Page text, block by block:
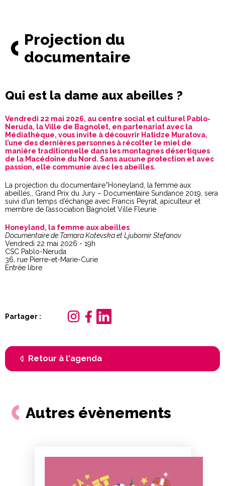
Projection du
documentaire
Qui est la dame aux abeilles ?
Vendredi 22 mai 2026, au centre social et culturel Pablo-
Neruda, la Ville de Bagnolet, en partenariat avec la
Médiathèque, vous invite à découvrir Hatidze Muratova,
l’une des dernières personnes à récolter le miel de
manière traditionnelle dans les montagnes désertiques
de la Macédoine du Nord. Sans aucune protection et avec
passion, elle communie avec les abeilles.
La projection du documentaire”Honeyland, la femme aux
abeilles,, Grand Prix du Jury – Documentaire Sundance 2019, sera
suivi d’un temps d’échange avec Francis Peyrat, apiculteur et
membre de l’association Bagnolet Ville Fleurie.
Honeyland, la femme aux abeilles
Documentaire de Tamara Kotevska et Ljubomir Stefanov
Vendredi 22 mai 2026 - 19h
CSC Pablo-Neruda
36, rue Pierre-et-Marie-Curie
Entrée libre
Partager :
Retour à l'agenda
Autres évènements